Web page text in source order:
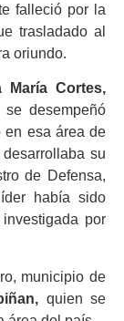
falleció por la
trasladado al
oriundo.
María Cortes,
desempeñó
en esa área de
su
de Defensa,
había sido
por
municipio de
quien se